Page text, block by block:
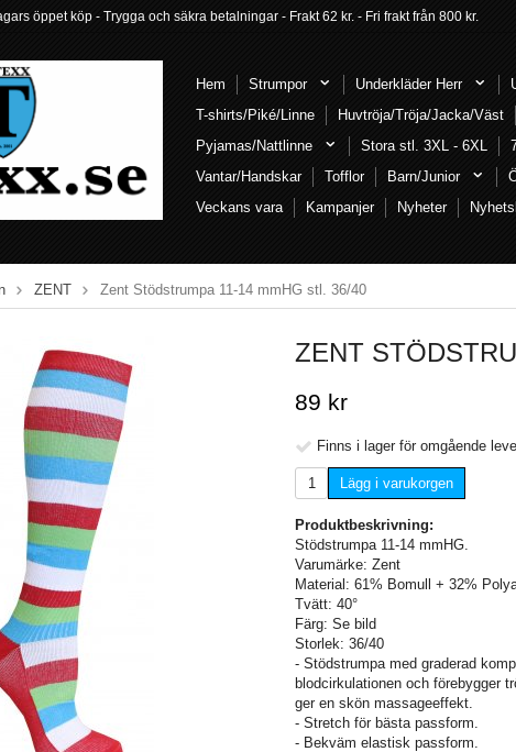
öppet köp - Trygga och säkra betalningar - Frakt 62 kr. - Fri frakt från 800 kr.
Hem Strumpor Underkläder Herr
T-shirts/Piké/Linne
Huvtröja/Tröja/Jacka/Väst
Pyjamas/Nattlinne
Stora stl. 3XL - 6XL
Vantar/Handskar
Tofflor Barn/Junior
Veckans vara
Kampanjer Nyheter
ZENT Zent Stödstrumpa 11-14 mmHG stl. 36/40
ZENT
89 kr
Finns i lager för omgående
Lägg i varukorgen
Produktbeskrivning:
Stödstrumpa 11-14 mmHG.
Varumärke: Zent
Material: 61% Bomull + 32%
Tvätt: 40°
Färg: Se bild
Storlek: 36/40
- Stödstrumpa med graderad
blodcirkulationen och förebygger
ger en skön massageeffekt.
- Stretch för bästa passform.
- Bekväm elastisk passform.